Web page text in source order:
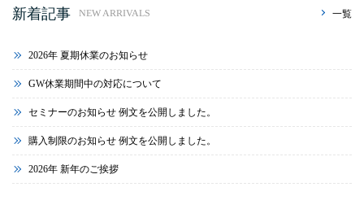
新着記事 NEW ARRIVALS 一覧
2026年 夏期休業のお知らせ
GW休業期間中の対応について
セミナーのお知らせ 例文を公開しました。
購入制限のお知らせ 例文を公開しました。
2026年 新年のご挨拶